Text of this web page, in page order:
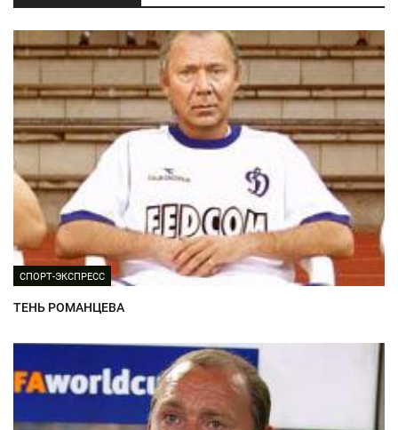
СПОРТ-ЭКСПРЕСС
ТЕНЬ РОМАНЦЕВА